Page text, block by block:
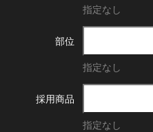
指定なし
部位
指定なし
採用商品
指定なし